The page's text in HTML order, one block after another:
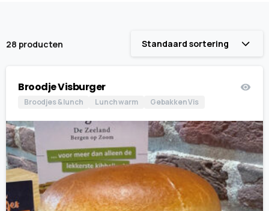
28 producten Standaard sortering
Broodje Visburger
Broodjes & lunch Lunch warm Gebakken Vis